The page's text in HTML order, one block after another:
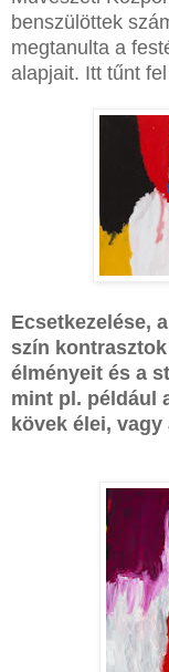
benszülöttek
megtanulta a
alapjait. Itt tűnt
Ecsetkezelése,
szín
élményeit és a
mint pl. például
kövek élei, vagy